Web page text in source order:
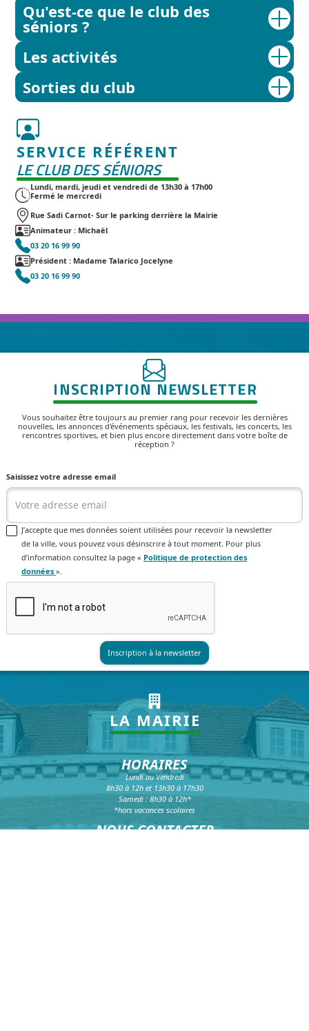
Qu'est-ce que le club des
séniors ?
Les activités
Sorties du club
SERVICE RÉFÉRENT
LE CLUB DES SÉNIORS
Lundi, mardi, jeudi et vendredi de 13h30 à 17h00
Fermé le mercredi
Rue Sadi Carnot- Sur le parking derrière la Mairie
Animateur : Michaël
03 20 16 99 90
Président : Madame Talarico Jocelyne
03 20 16 99 90
INSCRIPTION NEWSLETTER
Vous souhaitez être toujours au premier rang pour recevoir les dernières
nouvelles, les annonces d'événements spéciaux, les festivals, les concerts, les
rencontres sportives, et bien plus encore directement dans votre boîte de
réception ?
Saisissez votre adresse email
J’accepte que mes données soient utilisées pour recevoir la newsletter
de la ville, vous pouvez vous désinscrire à tout moment. Pour plus
d’information consultez la page « Politique de protection des
données ».
LA MAIRIE
HORAIRES
Lundi au Vendredi
8h30 à 12h et 13h30 à 17h30
Samedi : 8h30 à 12h*
*hors vacances scolaires
NOUS CONTACTER